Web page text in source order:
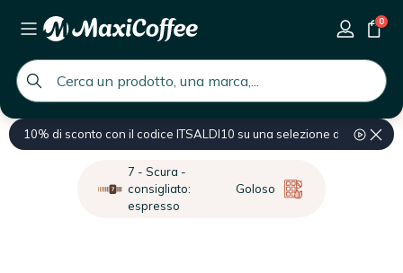
global.search.placeholder
0
10% di sconto con il codice ITSALDI10 su una selezione di prodotti
Home Prodotti professionali Ingrosso Caffè Ingrosso Caffè in
7 - Scura -
consigliato:
espresso
Goloso